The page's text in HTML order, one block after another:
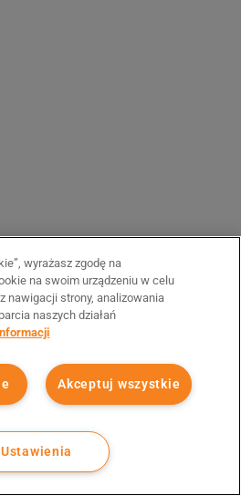
wyrażasz zgodę na
na swoim urządzeniu w celu
nawigacji strony, analizowania
naszych działań
Akceptuj wszystkie
Ustawienia